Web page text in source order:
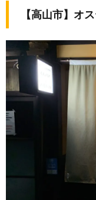
【高山市】オ